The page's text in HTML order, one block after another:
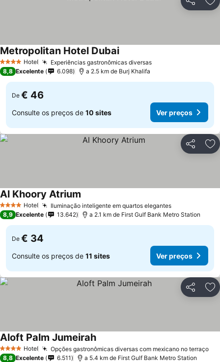
Partilhar
4 EstrelasHotel Experiências gastronômicas diversas
Metropolitan Hotel Dubai
8,8 Excelente 6.098 a 2.5 km de Burj Khalifa
De € 46
Consulte os preços de 10 sites Ver preços
Partilhar
4 EstrelasHotel Iluminação inteligente em quartos elegantes
Al Khoory Atrium
8,9 Excelente 13.642 a 2.1 km de First Gulf Bank Metro Station
De € 34
Consulte os preços de 11 sites Ver preços
Partilhar
4 EstrelasHotel Opções gastronômicas diversas com mexicano no terraço
Aloft Palm Jumeirah
8,8 Excelente 6.511 a 5.4 km de First Gulf Bank Metro Station